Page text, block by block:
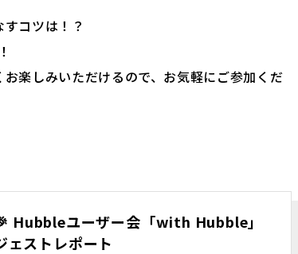
コツは！？
楽しみいただけるので、お気軽にご参加くだ
Hubbleユーザー会「with Hubble」
ストレポート